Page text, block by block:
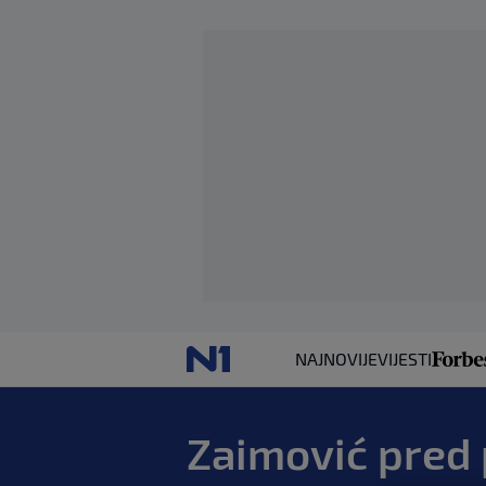
NAJNOVIJEVIJESTI
Zaimović pred